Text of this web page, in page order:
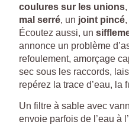
coulures sur les unions
mal serré, un joint pincé,
Écoutez aussi, un
annonce un problème
refoulement, amorçage
sec sous les raccords,
repérez la trace d’eau, la
Un filtre à sable avec
envoie parfois de l’eau à